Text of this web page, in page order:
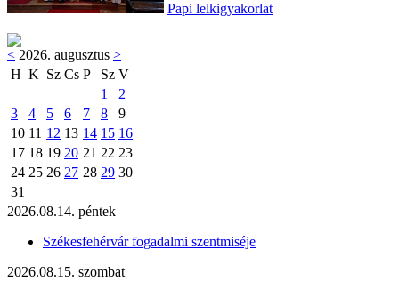
Papi lelkigyakorlat
< 2026. augusztus >
H K Sz Cs P Sz V
1
2
3
4 5 6 7 8
9
10 11 12 13 14 15 16
17 18 19 20 21 22 23
24 25 26 27 28 29 30
31
2026.08.14. péntek
Székesfehérvár fogadalmi szentmiséje
2026.08.15. szombat